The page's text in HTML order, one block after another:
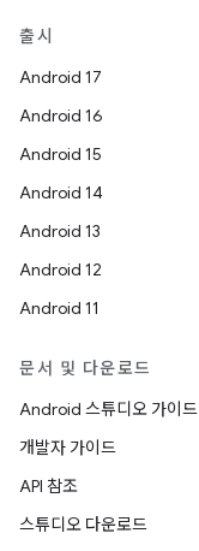
출시
Android 17
Android 16
Android 15
Android 14
Android 13
Android 12
Android 11
문서 및 다운로드
Android 스튜디오 가이드
개발자 가이드
API 참조
스튜디오 다운로드